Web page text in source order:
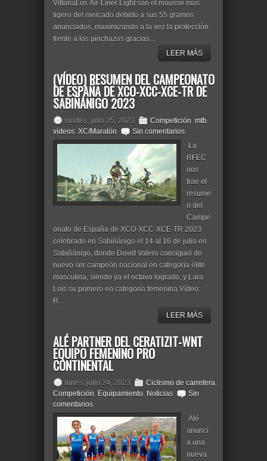
VittoriaLos Air-Liner Light son el mousse más
ligero del mercado debido a sus 55 gramos
anunciados, maximizando a la vez la protección
frente a los pinchazos gracias...
LEER MÁS
(VÍDEO) RESUMEN DEL CAMPEONATO
DE ESPAÑA DE XCO-XCC-XCE-TR DE
SABIÑÁNIGO 2023
martes, julio 25, 2023 Competición, mtb,
vídeos, XC/Maratón
Sin comentarios
La
RFEC
nos
trae el
resume
n del
Campe
onato de España de XCO-XCC-XCE-TR 2023
celebrado en Sabiñánigo el 14 al 16 de julio en
Sabiñánigo, donde David Valero consiguió de
nuevo ser campeón nacional en categoría élite
masculina, siendo ya el octavo logrado, y Lara
Lois su primero en categoría femenina.Vídeo:
R...
LEER MÁS
ALÉ PARTNER DEL CERATIZIT-WNT
EQUIPO FEMENINO PRO
CONTINENTAL
lunes, julio 24, 2023 Ciclismo de carretera,
Competición, Equipamiento, Noticias
Sin
comentarios
Alé
anunci
a una
nueva